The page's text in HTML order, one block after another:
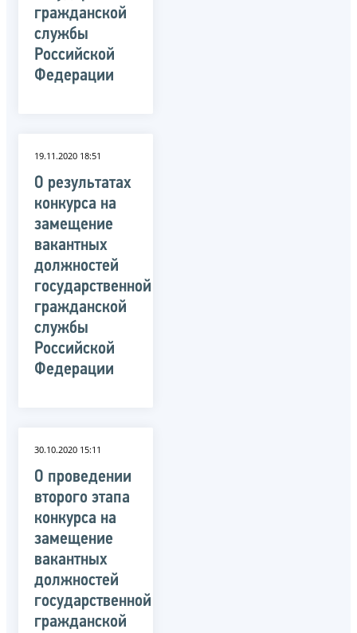
гражданской
службы
Российской
Федерации
19.11.2020 18:51
О результатах
конкурса на
замещение
вакантных
должностей
государственной
гражданской
службы
Российской
Федерации
30.10.2020 15:11
О проведении
второго этапа
конкурса на
замещение
вакантных
должностей
государственной
гражданской